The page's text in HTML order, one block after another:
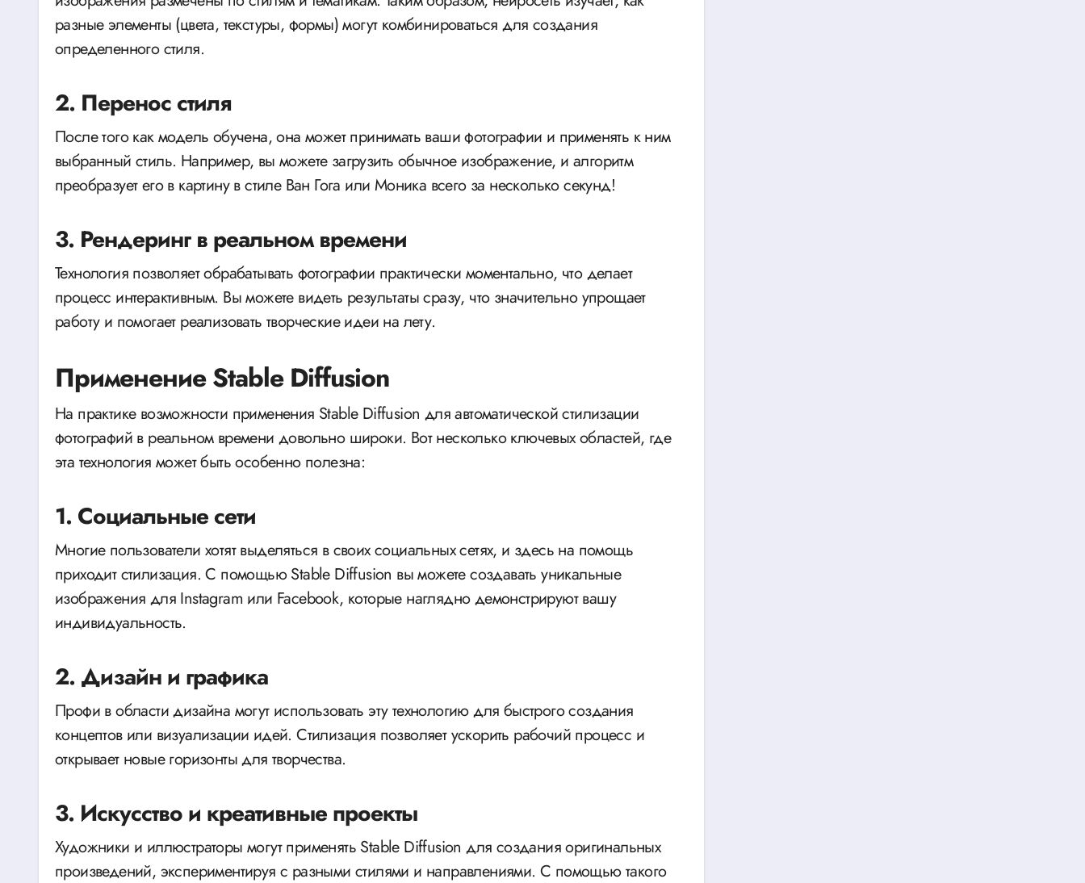
разные элементы (цвета, текстуры, формы) могут комбинироваться для создания
определенного стиля.
2. Перенос стиля
После того как модель обучена, она может принимать ваши фотографии и применять к ним
выбранный стиль. Например, вы можете загрузить обычное изображение, и алгоритм
преобразует его в картину в стиле Ван Гога или Моника всего за несколько секунд!
3. Рендеринг в реальном времени
Технология позволяет обрабатывать фотографии практически моментально, что делает
процесс интерактивным. Вы можете видеть результаты сразу, что значительно упрощает
работу и помогает реализовать творческие идеи на лету.
Применение Stable Diffusion
На практике возможности применения Stable Diffusion для автоматической стилизации
фотографий в реальном времени довольно широки. Вот несколько ключевых областей, где
эта технология может быть особенно полезна:
1. Социальные сети
Многие пользователи хотят выделяться в своих социальных сетях, и здесь на помощь
приходит стилизация. С помощью Stable Diffusion вы можете создавать уникальные
изображения для Instagram или Facebook, которые наглядно демонстрируют вашу
индивидуальность.
2. Дизайн и графика
Профи в области дизайна могут использовать эту технологию для быстрого создания
концептов или визуализации идей. Стилизация позволяет ускорить рабочий процесс и
открывает новые горизонты для творчества.
3. Искусство и креативные проекты
Художники и иллюстраторы могут применять Stable Diffusion для создания оригинальных
произведений, экспериментируя с разными стилями и направлениями. С помощью такого